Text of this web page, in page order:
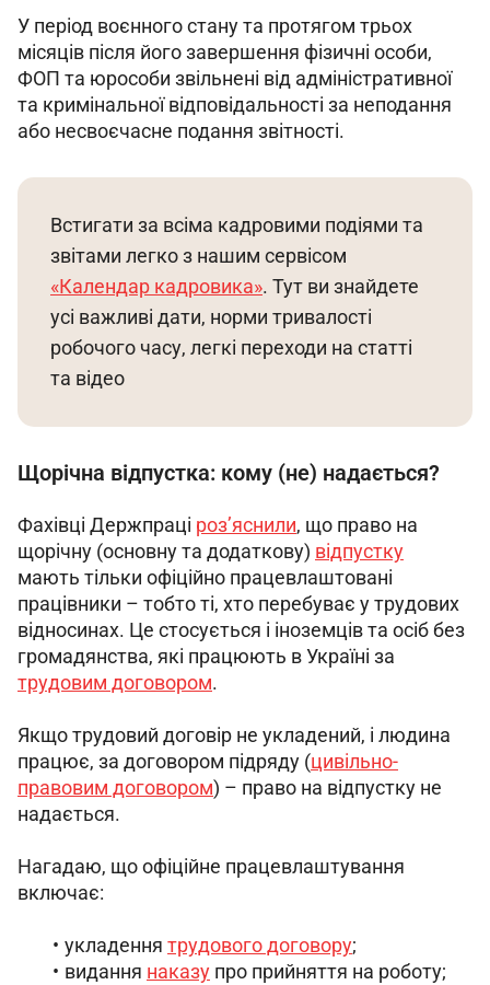
У період воєнного стану та протягом трьох
місяців після його завершення фізичні особи,
ФОП та юрособи звільнені від адміністративної
та кримінальної відповідальності за неподання
або несвоєчасне подання звітності.
Встигати за всіма кадровими подіями та
звітами легко з нашим сервісом
«Календар кадровика». Тут ви знайдете
усі важливі дати, норми тривалості
робочого часу, легкі переходи на статті
та відео
Щорічна відпустка: кому (не) надається?
Фахівці Держпраці роз’яснили, що право на
щорічну (основну та додаткову) відпустку
мають тільки офіційно працевлаштовані
працівники – тобто ті, хто перебуває у трудових
відносинах. Це стосується і іноземців та осіб без
громадянства, які працюють в Україні за
трудовим договором.
Якщо трудовий договір не укладений, і людина
працює, за договором підряду (цивільно-
правовим договором) – право на відпустку не
надається.
Нагадаю, що офіційне працевлаштування
включає:
укладення трудового договору;
видання наказу про прийняття на роботу;